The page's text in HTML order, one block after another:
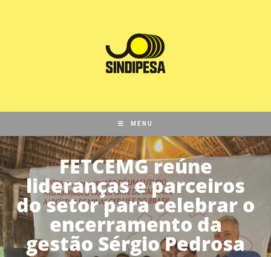
MENU
FETCEMG reúne
lideranças e parceiros
do setor para celebrar o
encerramento da
gestão Sérgio Pedrosa